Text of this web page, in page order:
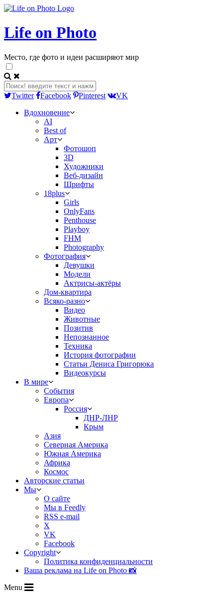
Life on Photo
Место, где фото и идеи расширяют мир
Twitter Facebook Pinterest
VK
Вдохновение
AI
Best of
Арт
Фотошоп
3D
Художники
Веб-дизайн
Шрифты
18plus
Girls
OnlyFans
Penthouse
Playboy
FHM
Photography
Фотография
Девушки
Модели
Актрисы-актёры
Дом-квартира
Всяко-разно
Видео
Животные
Позитив
Непознанное
Техника
История фотографии
Статьи Дениса Григорюка
Видеокурсы
В мире
События
Европа
Россия
ДНР-ЛНР
Крым
Азия
Северная Америка
Южная Америка
Африка
Космос
Авторские статьи
Мы
О сайте
Мы в Feedly
RSS e-mail
X
VK
Facebook
Copyright
Политика конфиденциальности
Ваша реклама на Life on Photo 📸
Menu